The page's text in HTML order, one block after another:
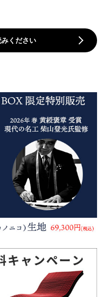
ください